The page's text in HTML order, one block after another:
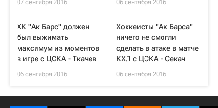
07 сентября 2016 06 сентября 2016
ХК "Ак Барс" должен
был выжимать
максимум из моментов
в игре с ЦСКА - Ткачев
06 сентября 2016
Хоккеисты "Ак Барса"
ничего не смогли
сделать в атаке в матче
КХЛ с ЦСКА - Секач
06 сентября 2016